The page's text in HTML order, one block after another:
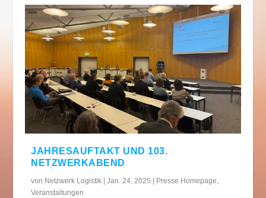
JAHRESAUFTAKT UND 103.
NETZWERKABEND
von Netzwerk Logistik |Jan. 24, 2025 Presse Homepage,
Veranstaltungen